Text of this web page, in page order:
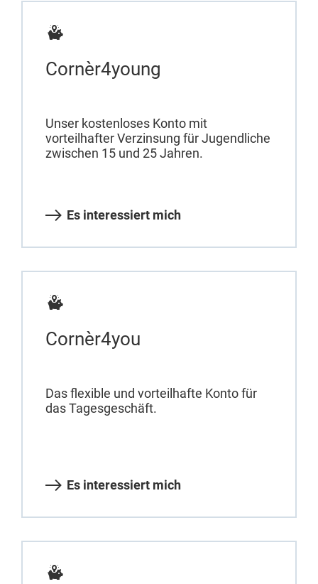
Cornèr4young
Unser kostenloses Konto mit
vorteilhafter Verzinsung für Jugendliche
zwischen 15 und 25 Jahren.
Es interessiert mich
Cornèr4you
Das flexible und vorteilhafte Konto für
das Tagesgeschäft.
Es interessiert mich